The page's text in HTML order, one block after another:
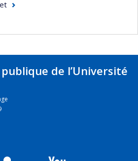
et les déterminants sociaux des
des expériences.
comment les différentes
des quartiers peuvent influencer
de santé publique et comment
de santé publique peuvent
de l’Université